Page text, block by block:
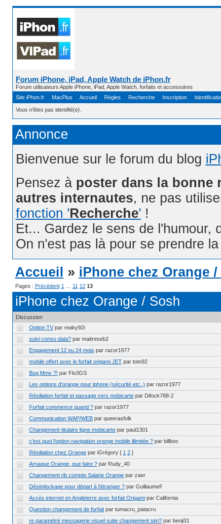
Forum iPhone, iPad, Apple Watch de iPhon.fr
Forum utilisateurs Apple iPhone, iPad, Apple Watch, forfaits et accessoires
Site iPhon.fr
MacPlus Accueil Règles Recherche Inscription
Vous n'êtes pas identifié(e).
Annonce
Bienvenue sur le forum du blog
Pensez à poster dans la bonne
autres internautes, ne pas
fonction 'Recherche' !
Et... Gardez le sens de l'humour,
On n'est pas là pour se prendre
Accueil
» iPhone chez Orange
Pages : Précédent 1 11 12 13
iPhone chez Orange / Sosh
Discussion
Option TV par reaky92i
suivi conso data? par maitreseb2
Engagement 12 ou 24 mois par razor1977
mobile offert avec le forfait origami JET par toto92
Bug Mmv ?! par Flo3GS
Les options d'orange pour iphone (sécurité etc..) par razor1977
Résiliation forfait et passage vers mobicarte par Difock788-2
Forfait commence quand ? par razor1977
Communication WAP/WEB par queerasfolk
Changement titulaire ligne mobicarte par paul1301
c'est quoi l'option navigation orange mobile illimitée ? par billboc
Résiliation chez Orange par iGrégory [ 1 2]
Arnaque Orange, que faire ? par Rudy_40
Changement rib compte Salarie Orange par zaer
Désimlockage pour départ à l'étranger ? par GuillaumeF
Accès internet en Angleterre avec forfait Origami par California
Question changement de forfait par tumacru_patacru
re paramétré messagerie visuel suite changement sim? par benji31